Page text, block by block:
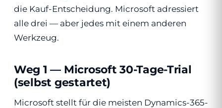
die Kauf-Entscheidung. Microsoft adressiert
alle drei — aber jedes mit einem anderen
Werkzeug.
Weg 1 — Microsoft 30-Tage-Trial
(selbst gestartet)
Microsoft stellt für die meisten Dynamics-365-